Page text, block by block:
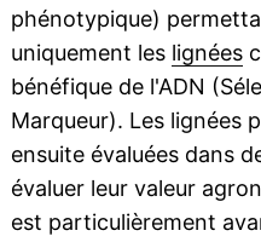
phénotypique)
uniquement les lignées
bénéfique de l'ADN
Marqueur). Les lignées
ensuite évaluées dans
évaluer leur valeur
est particulièrement